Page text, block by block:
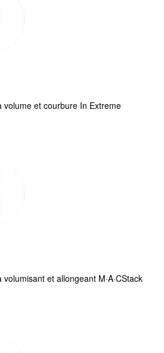
volume et courbure In Extreme
volumisant et allongeant M·A·CStack